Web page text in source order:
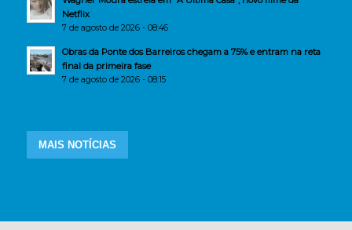
Netflix
7 de agosto de 2026 - 08:46
Obras da Ponte dos Barreiros chegam a 75% e entram na reta
final da primeira fase
7 de agosto de 2026 - 08:15
MAIS NOTÍCIAS